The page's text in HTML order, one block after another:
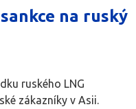
na ruský
ruského LNG
zákazníky v Asii.